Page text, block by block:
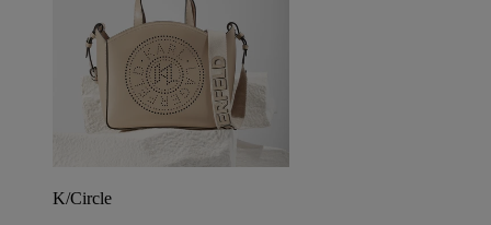
K/Circle